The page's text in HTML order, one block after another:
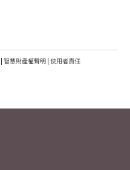
| 智慧財產權聲明 | 使用者責任